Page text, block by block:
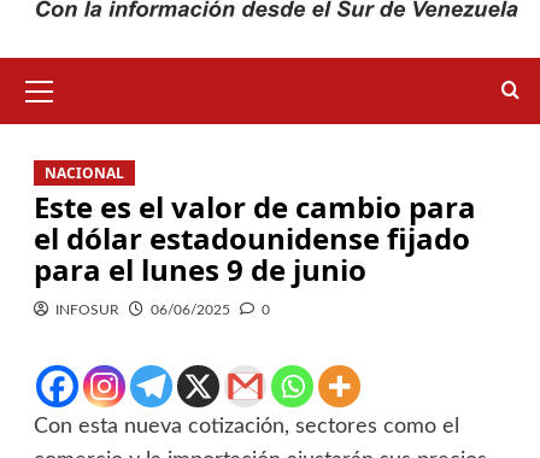
NACIONAL
Este es el valor de cambio para
el dólar estadounidense fijado
para el lunes 9 de junio
INFOSUR 06/06/2025 0
Con esta nueva cotización, sectores como el